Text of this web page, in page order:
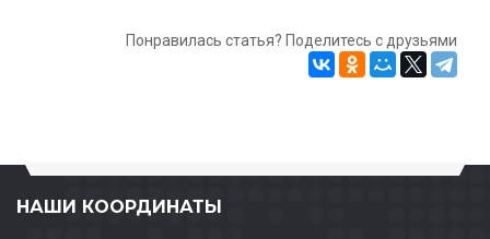
Понравилась статья? Поделитесь с друзьями
НАШИ КООРДИНАТЫ